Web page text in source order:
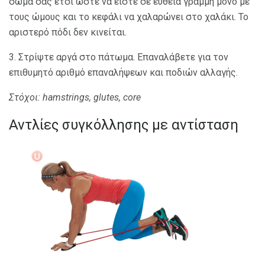
τους ώμους και το κεφάλι να χαλαρώνει στο χαλάκι. Το
αριστερό πόδι δεν κινείται.
3. Στρίψτε αργά στο πάτωμα. Επαναλάβετε για τον
επιθυμητό αριθμό επαναλήψεων και ποδιών αλλαγής.
Στόχοι: hamstrings, glutes, core
Αντλίες συγκόλλησης με αντίσταση